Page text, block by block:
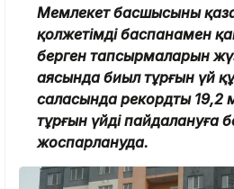
Мемлекет басшысының
қолжетімді баспанамен
берген тапсырмаларын
аясында биыл тұрғын үй
саласында рекордты
тұрғын үйді пайдалануға
жоспарлануда.